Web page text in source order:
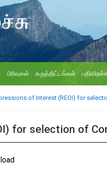
பிரிவுகள் கருத்திட்டங்கள்
of Interest (REOI) for
for selection of